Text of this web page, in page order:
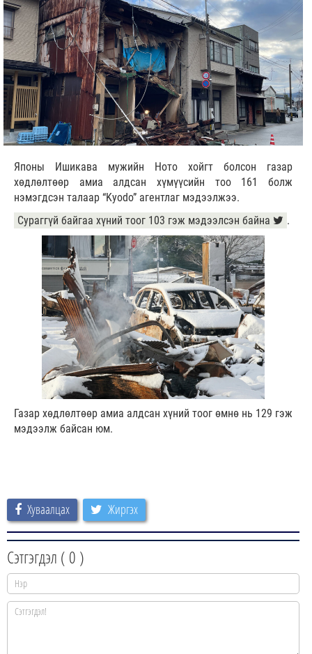
Японы Ишикава мужийн Ното хойгт болсон газар
хөдлөлтөөр амиа алдсан хүмүүсийн тоо 161 болж
нэмэгдсэн талаар “Kyodo” агентлаг мэдээлжээ.
Сураггүй байгаа хүний тоог 103 гэж мэдээлсэн байна
.
Газар хөдлөлтөөр амиа алдсан хүний тоог өмнө нь 129 гэж
мэдээлж байсан юм.
Хуваалцах Жиргэх
Сэтгэгдэл ( 0 )